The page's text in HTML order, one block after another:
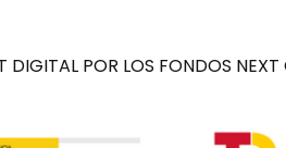
POR LOS FONDOS